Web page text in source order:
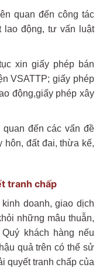
quan đến công tác
lao động, tư vấn luật
xin giấy phép bán
VSATTP; giấy phép
động,giấy phép xây
đến các vấn đề
hôn, đất đai, thừa kế,
tranh chấp
doanh, giao dịch
những mâu thuẫn,
khách hàng nếu
quả trên có thể sử
quyết tranh chấp của